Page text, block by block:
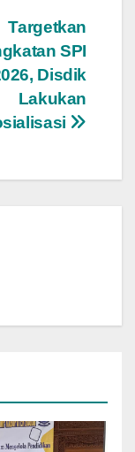
Targetkan
SPI
Disdik
Lakukan